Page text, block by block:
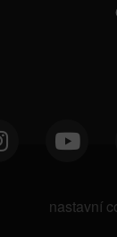
nastavní